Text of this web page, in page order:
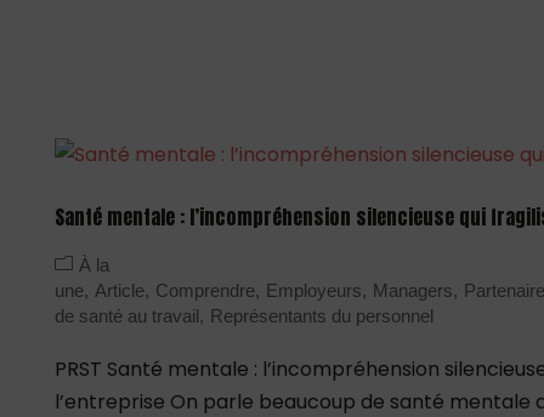
Santé mentale : l’incompréhension silencieuse qui
À la
une
Article Comprendre Employeurs Managers
de santé au travail
Représentants du personnel
PRST Santé mentale : l’incompréhension
l’entreprise On parle beaucoup de santé mentale